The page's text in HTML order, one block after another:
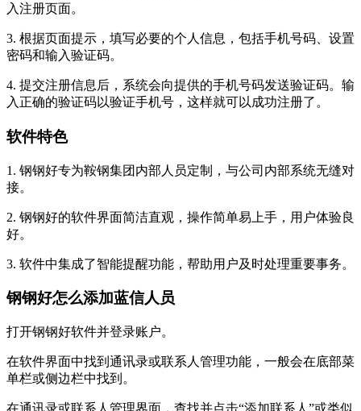
入注册页面。
3. 根据页面提示，填写必要的个人信息，包括手机号码、设置
密码和输入验证码。
4. 提交注册信息后，系统会向提供的手机号码发送验证码。输
入正确的验证码以验证手机号，这样就可以成功注册了。
软件特色
1. 钢钢好专为鞍钢集团内部人员定制，与公司内部系统无缝对
接。
2. 钢钢好的软件界面简洁直观，操作简单易上手，用户体验良
好。
3. 软件中集成了智能提醒功能，帮助用户及时处理重要事务。
钢钢好怎么添加蓝信人员
打开钢钢好软件并登录账户。
在软件界面中找到通讯录或联系人管理功能，一般会在底部菜
单栏或侧边栏中找到。
在通讯录或联系人管理界面，查找并点击“添加联系人”或类似